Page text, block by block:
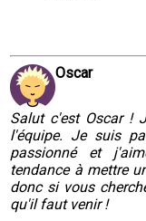
Oscar
Salut c'est Oscar !
l'équipe. Je suis
passionné et
tendance à mettre
donc si vous
qu'il faut venir !